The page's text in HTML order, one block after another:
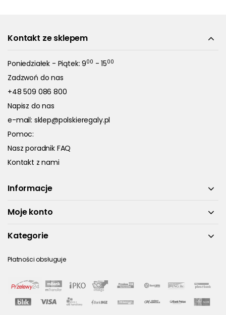
Kontakt ze sklepem
Poniedziałek - Piątek: 900 - 1500
Zadzwoń do nas
+48 509 086 800
Napisz do nas
e-mail: sklep@polskieregaly.pl
Pomoc:
Nasz poradnik FAQ
Kontakt z nami
Informacje
Moje konto
Kategorie
Płatności obsługuje